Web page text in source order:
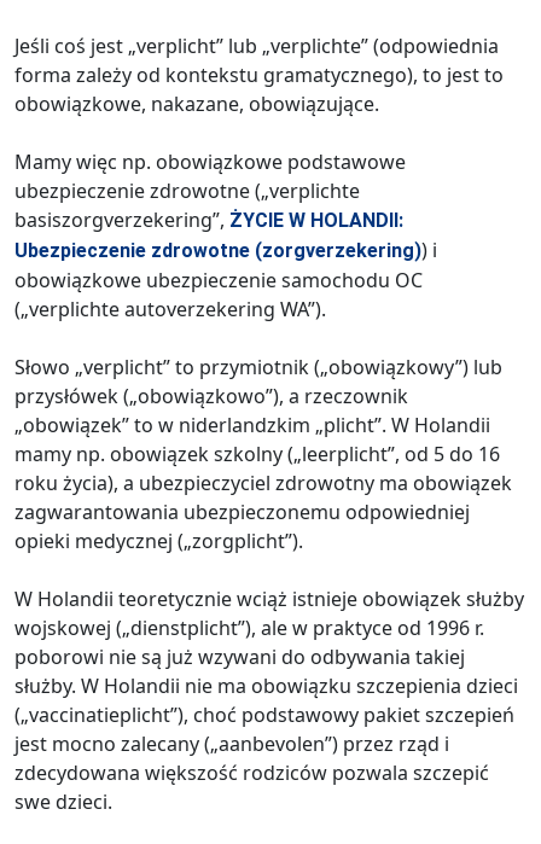
Jeśli coś jest „verplicht” lub „verplichte” (odpowiednia
forma zależy od kontekstu gramatycznego), to jest to
obowiązkowe, nakazane, obowiązujące.
Mamy więc np. obowiązkowe podstawowe
ubezpieczenie zdrowotne („verplichte
basiszorgverzekering”, ŻYCIE W HOLANDII:
Ubezpieczenie zdrowotne (zorgverzekering)) i
obowiązkowe ubezpieczenie samochodu OC
(„verplichte autoverzekering WA”).
Słowo „verplicht” to przymiotnik („obowiązkowy”) lub
przysłówek („obowiązkowo”), a rzeczownik
„obowiązek” to w niderlandzkim „plicht”. W Holandii
mamy np. obowiązek szkolny („leerplicht”, od 5 do 16
roku życia), a ubezpieczyciel zdrowotny ma obowiązek
zagwarantowania ubezpieczonemu odpowiedniej
opieki medycznej („zorgplicht”).
W Holandii teoretycznie wciąż istnieje obowiązek służby
wojskowej („dienstplicht”), ale w praktyce od 1996 r.
poborowi nie są już wzywani do odbywania takiej
służby. W Holandii nie ma obowiązku szczepienia dzieci
(„vaccinatieplicht”), choć podstawowy pakiet szczepień
jest mocno zalecany („aanbevolen”) przez rząd i
zdecydowana większość rodziców pozwala szczepić
swe dzieci.